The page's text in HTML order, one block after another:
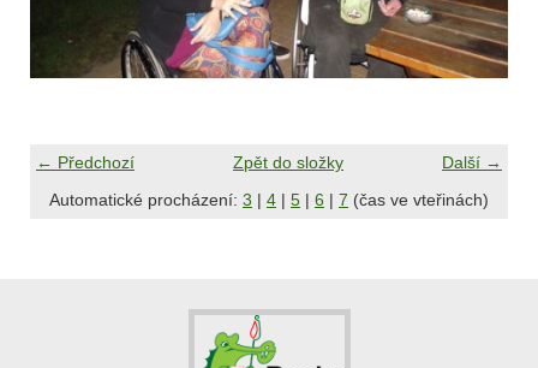
← Předchozí Další →
Zpět do složky
Automatické procházení: 3 | 4 | 5 | 6 | 7 (čas ve vteřinách)